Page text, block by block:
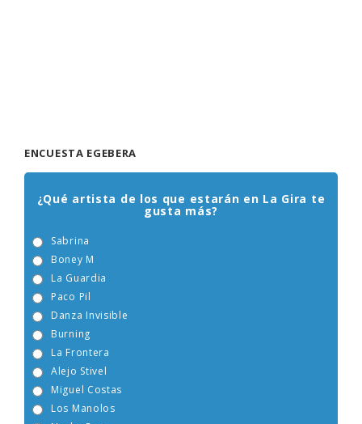
¿Qué artista de los que estarán en La Gira te
gusta más?
Boney M
Burning
Alejo Stivel
Miguel Costas